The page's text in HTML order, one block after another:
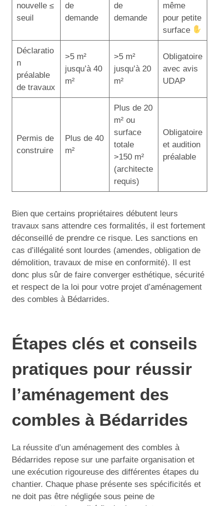
nouvelle ≤
seuil
de
demande
de
demande
même
pour petite
surface
Déclaratio
n
préalable
de travaux
>5 m²
jusqu’à 40
m²
>5 m²
jusqu’à 20
m²
Obligatoire
avec avis
UDAP
Permis de
construire
Plus de 40
m²
Plus de 20
m² ou
surface
totale
>150 m²
(architecte
requis)
Obligatoire
et audition
préalable
Bien que certains propriétaires débutent leurs
travaux sans attendre ces formalités, il est fortement
déconseillé de prendre ce risque. Les sanctions en
cas d’illégalité sont lourdes (amendes, obligation de
démolition, travaux de mise en conformité). Il est
donc plus sûr de faire converger esthétique, sécurité
et respect de la loi pour votre projet d’aménagement
des combles à Bédarrides.
Étapes clés et conseils
pratiques pour réussir
l’aménagement des
combles à Bédarrides
La réussite d’un aménagement des combles à
Bédarrides repose sur une parfaite organisation et
une exécution rigoureuse des différentes étapes du
chantier. Chaque phase présente ses spécificités et
ne doit pas être négligée sous peine de